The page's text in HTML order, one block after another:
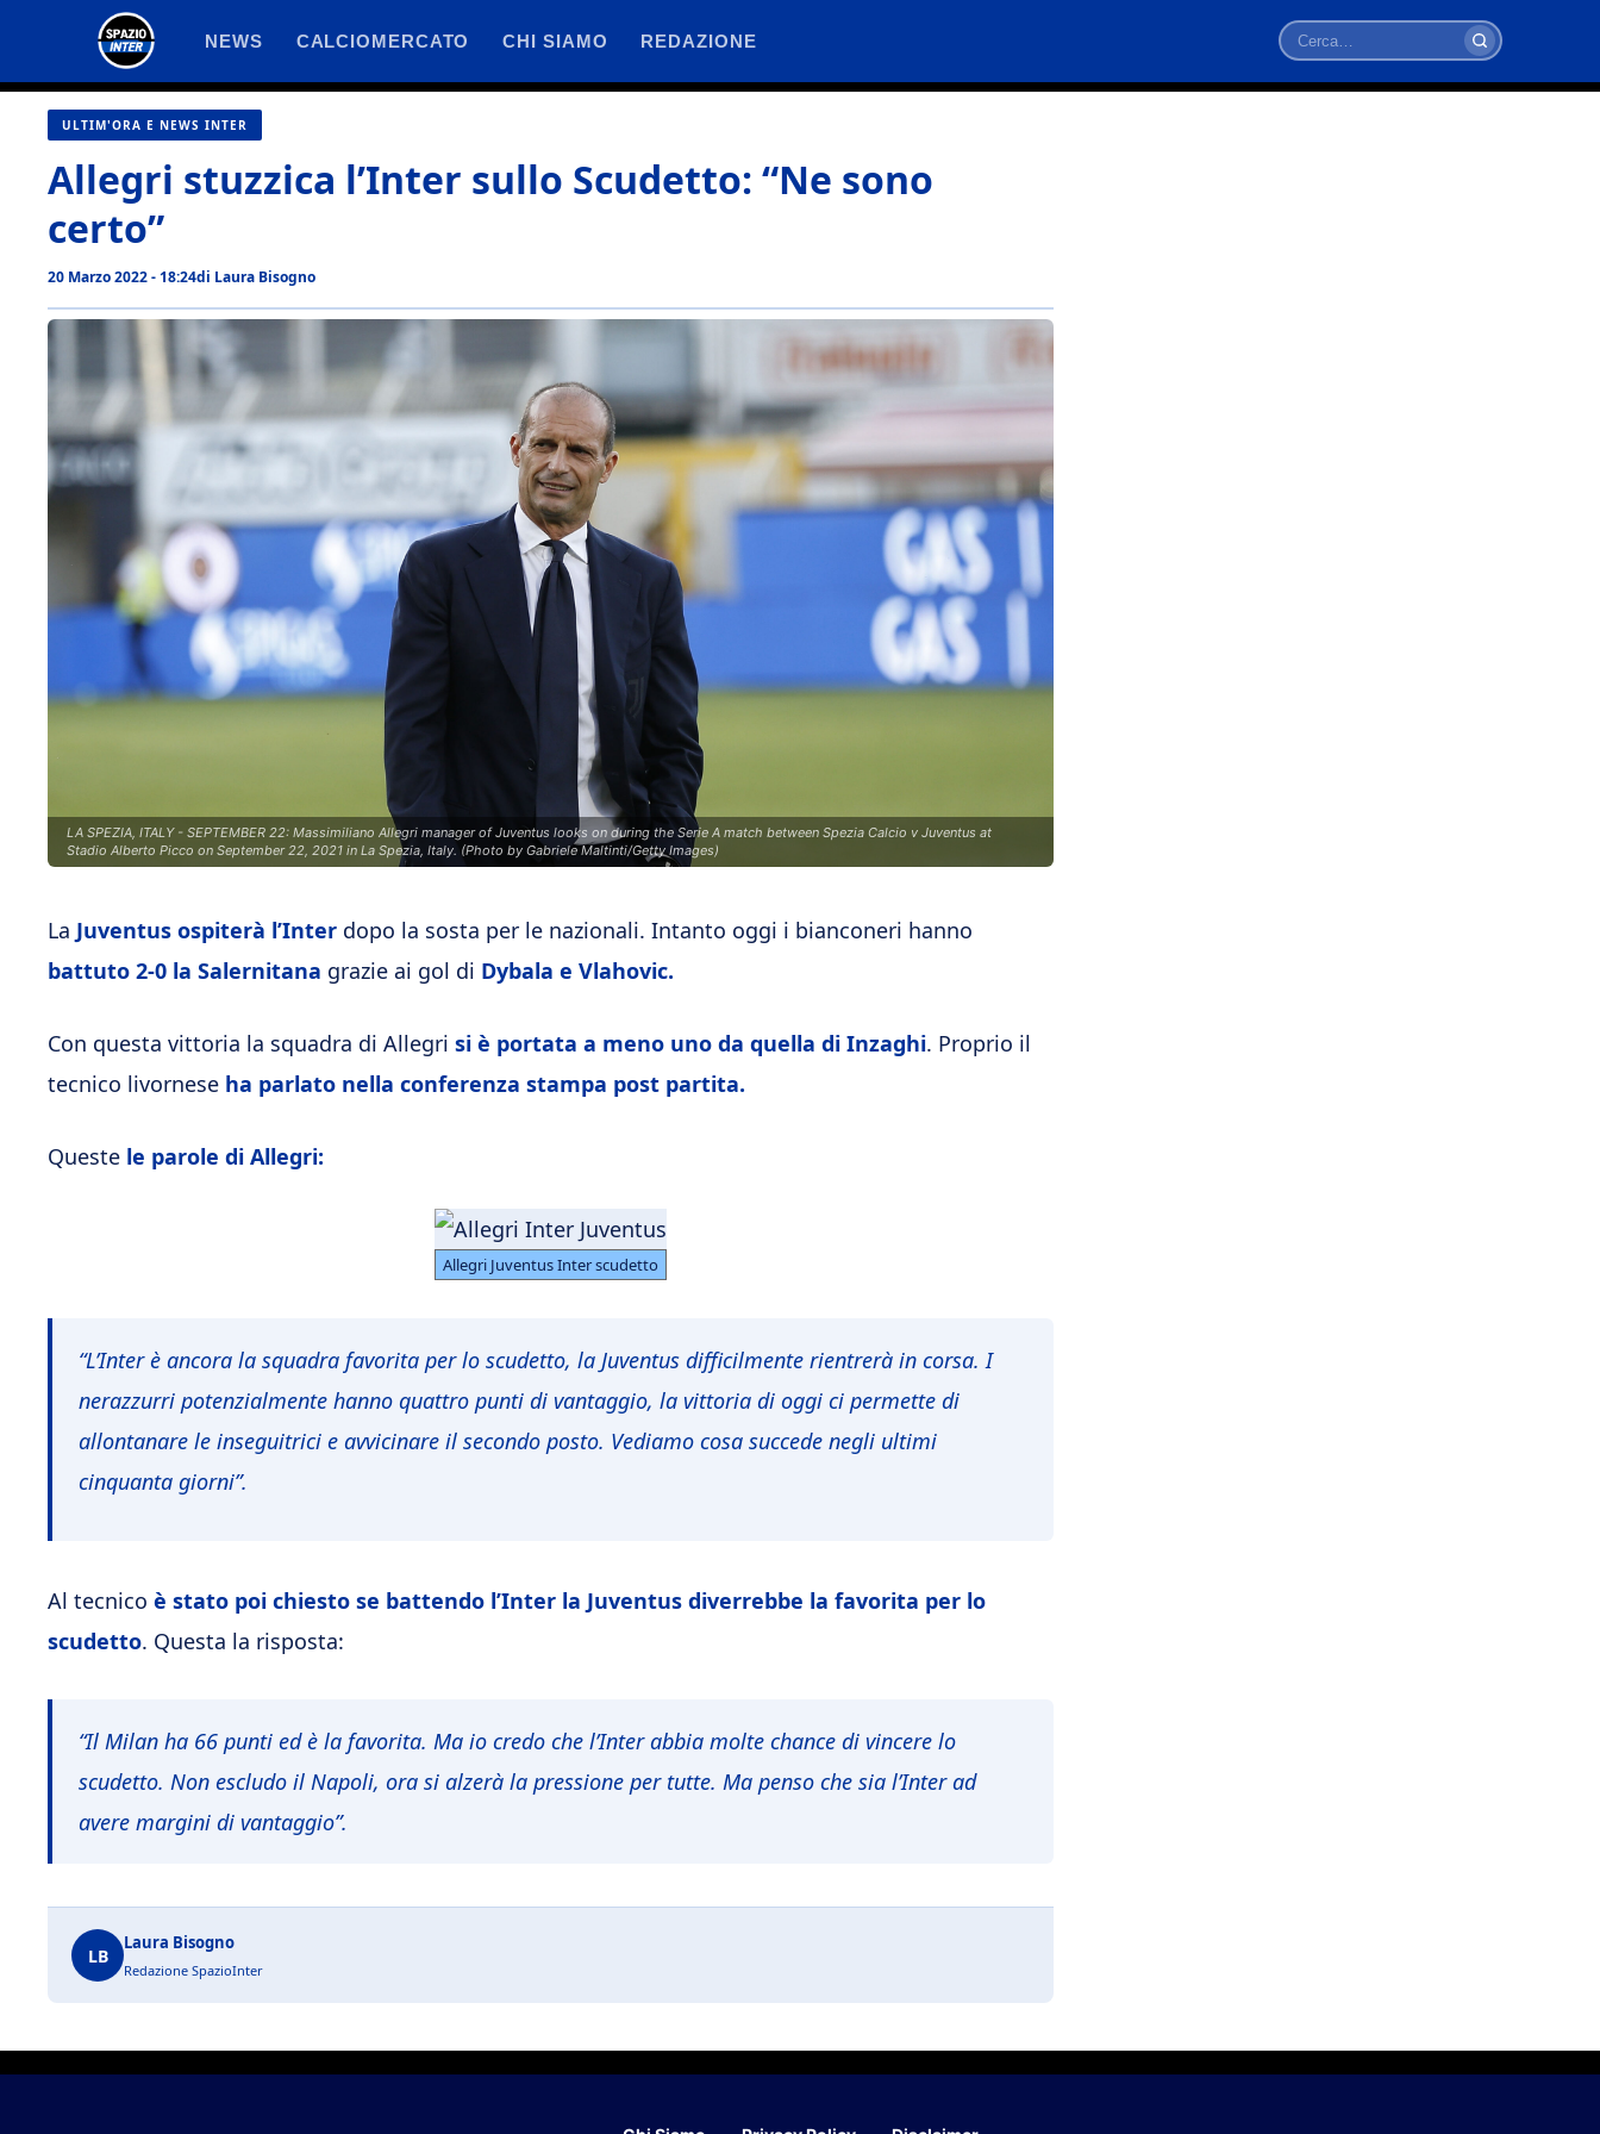
contenuto
NEWS CALCIOMERCATO CHI SIAMO REDAZIONE
Cerca
ULTIM'ORA E NEWS INTER
Allegri stuzzica l’Inter sullo Scudetto: “Ne sono
certo”
20 Marzo 2022 - 18:24di Laura Bisogno
LA SPEZIA, ITALY - SEPTEMBER 22: Massimiliano Allegri manager of Juventus looks on during the Serie A match between Spezia Calcio v Juventus at
Stadio Alberto Picco on September 22, 2021 in La Spezia, Italy. (Photo by Gabriele Maltinti/Getty Images)
La Juventus ospiterà l’Inter dopo la sosta per le nazionali. Intanto oggi i bianconeri hanno
battuto 2-0 la Salernitana grazie ai gol di Dybala e Vlahovic.
Con questa vittoria la squadra di Allegri si è portata a meno uno da quella di Inzaghi. Proprio il
tecnico livornese ha parlato nella conferenza stampa post partita.
Queste le parole di Allegri:
Allegri Juventus Inter scudetto
“L’Inter è ancora la squadra favorita per lo scudetto, la Juventus difficilmente rientrerà in corsa. I
nerazzurri potenzialmente hanno quattro punti di vantaggio, la vittoria di oggi ci permette di
allontanare le inseguitrici e avvicinare il secondo posto. Vediamo cosa succede negli ultimi
cinquanta giorni”.
Al tecnico è stato poi chiesto se battendo l’Inter la Juventus diverrebbe la favorita per lo
scudetto. Questa la risposta:
“Il Milan ha 66 punti ed è la favorita. Ma io credo che l’Inter abbia molte chance di vincere lo
scudetto. Non escludo il Napoli, ora si alzerà la pressione per tutte. Ma penso che sia l’Inter ad
avere margini di vantaggio”.
LB
Laura Bisogno
Redazione SpazioInter